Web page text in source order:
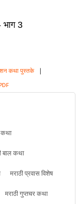
भाग 3
कथा पुस्तके |
कथा
बाल कथा
मराठी प्रवास विशेष
मराठी गुप्तचर कथा